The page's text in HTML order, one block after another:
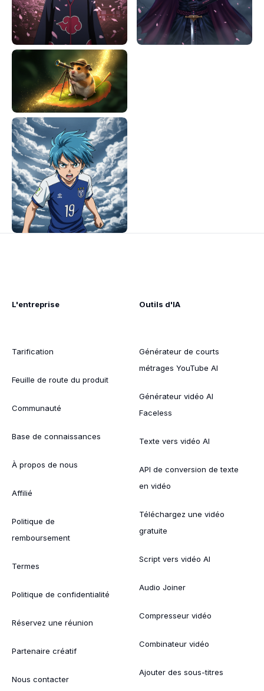
L'entreprise
Tarification
Feuille de route du produit
Communauté
Base de connaissances
À propos de nous
Affilié
Politique de
remboursement
Termes
Politique de confidentialité
Réservez une réunion
Partenaire créatif
Nous contacter
Outils d'IA
Générateur de courts
métrages YouTube AI
Générateur vidéo AI
Faceless
Texte vers vidéo AI
API de conversion de texte
en vidéo
Téléchargez une vidéo
gratuite
Script vers vidéo AI
Audio Joiner
Compresseur vidéo
Combinateur vidéo
Ajouter des sous-titres